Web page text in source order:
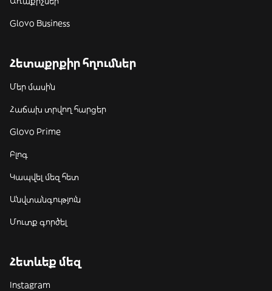
Glovo Business
Հետաքրքիր հղումներ
Մեր մասին
Հաճախ տրվող հարցեր
Glovo Prime
Բլոգ
Կապվել մեզ հետ
Անվտանգություն
Մուտք գործել
Հետևեք մեզ
Instagram